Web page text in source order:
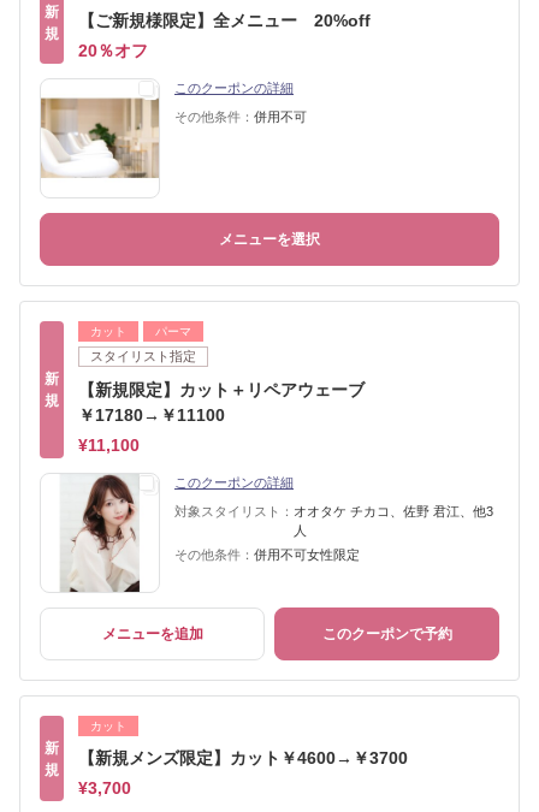
新
規
【ご新規様限定】全メニュー 20%off
20％オフ
このクーポンの詳細
その他条件： 併用不可
メニューを選択
新
規
カット パーマ
スタイリスト指定
【新規限定】カット＋リペアウェーブ
￥17180→￥11100
¥11,100
このクーポンの詳細
対象スタイリスト： オオタケ チカコ、佐野 君江、他3
人
その他条件： 併用不可女性限定
メニューを追加 このクーポンで予約
新
規
カット
【新規メンズ限定】カット￥4600→￥3700
¥3,700